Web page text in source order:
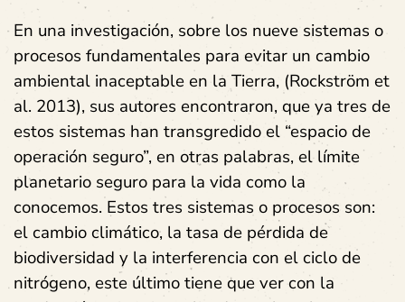
En una investigación, sobre los nueve sistemas o
procesos fundamentales para evitar un cambio
ambiental inaceptable en la Tierra, (Rockström et
al. 2013), sus autores encontraron, que ya tres de
estos sistemas han transgredido el “espacio de
operación seguro”, en otras palabras, el límite
planetario seguro para la vida como la
conocemos. Estos tres sistemas o procesos son:
el cambio climático, la tasa de pérdida de
biodiversidad y la interferencia con el ciclo de
nitrógeno, este último tiene que ver con la